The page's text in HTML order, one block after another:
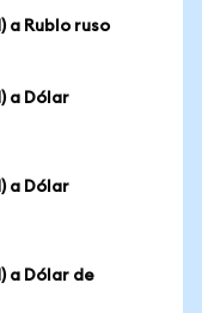
a Rublo ruso
a Dólar
a Dólar
a Dólar de